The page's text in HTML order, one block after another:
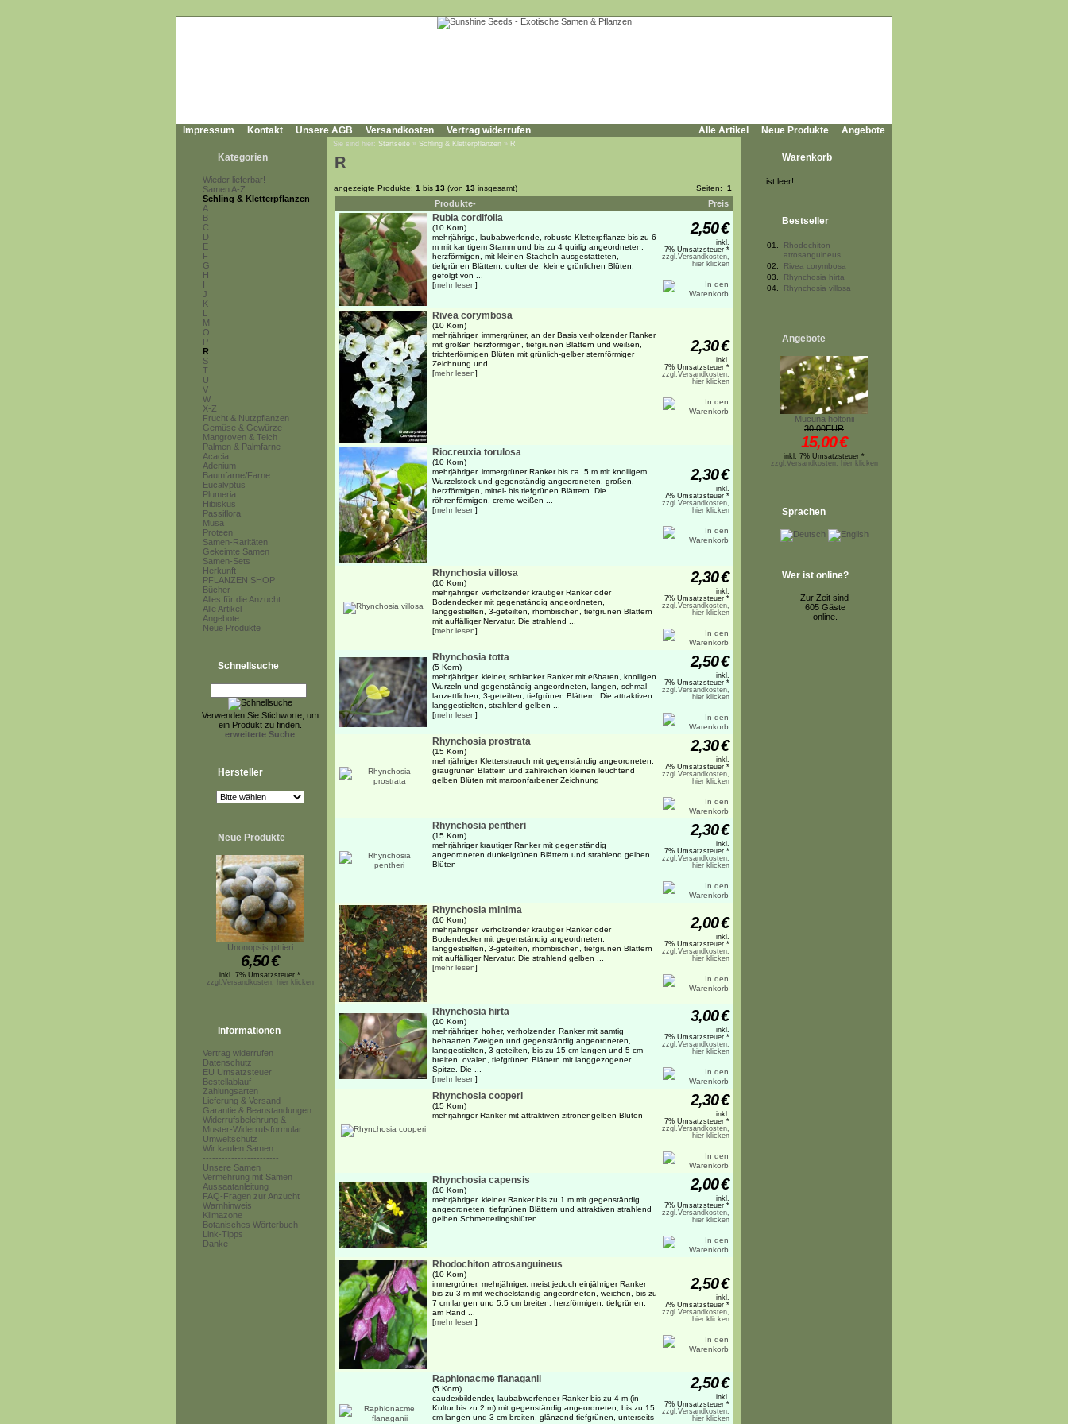
Impressum Kontakt Unsere AGB Versandkosten Vertrag widerrufen Alle Artikel Neue Produkte Angebote
Kategorien
Wieder lieferbar!
Samen A-Z
Schling & Kletterpflanzen
A
B
C
D
E
F
G
H
I
J
K
L
M
O
P
R
S
T
U
V
W
X-Z
Frucht & Nutzpflanzen
Gemüse & Gewürze
Mangroven & Teich
Palmen & Palmfarne
Acacia
Adenium
Baumfarne/Farne
Eucalyptus
Plumeria
Hibiskus
Passiflora
Musa
Proteen
Samen-Raritäten
Gekeimte Samen
Samen-Sets
Herkunft
PFLANZEN SHOP
Bücher
Alles für die Anzucht
Alle Artikel
Angebote
Neue Produkte
Schnellsuche
Verwenden Sie Stichworte, um
ein Produkt zu finden.
erweiterte Suche
Hersteller
Neue Produkte
Unonopsis pittieri
6,50€
inkl. 7% Umsatzsteuer *
zzgl.Versandkosten, hier klicken
Informationen
Vertrag widerrufen
Datenschutz
EU Umsatzsteuer
Bestellablauf
Zahlungsarten
Lieferung & Versand
Garantie & Beanstandungen
Widerrufsbelehrung &
Muster-Widerrufsformular
Umweltschutz
Wir kaufen Samen
------------------------
Unsere Samen
Vermehrung mit Samen
Aussaatanleitung
FAQ-Fragen zur Anzucht
Warnhinweis
Klimazone
Botanisches Wörterbuch
Link-Tipps
Danke
Sie sind hier: Startseite » Schling & Kletterpflanzen » R
R
angezeigte Produkte: 1 bis 13 (von 13 insgesamt) Seiten: 1
Produkte- Preis
Rubia cordifolia
(10 Korn)
mehrjährige, laubabwerfende, robuste Kletterpflanze bis zu 6
m mit kantigem Stamm und bis zu 4 quirlig angeordneten,
herzförmigen, mit kleinen Stacheln ausgestatteten,
tiefgrünen Blättern, duftende, kleine grünlichen Blüten,
gefolgt von ...
[mehr lesen]
2,50€
inkl.
7% Umsatzsteuer *
zzgl.Versandkosten,
hier klicken
Rivea corymbosa
(10 Korn)
mehrjähriger, immergrüner, an der Basis verholzender Ranker
mit großen herzförmigen, tiefgrünen Blättern und weißen,
trichterförmigen Blüten mit grünlich-gelber sternförmiger
Zeichnung und ...
[mehr lesen]
2,30€
inkl.
7% Umsatzsteuer *
zzgl.Versandkosten,
hier klicken
Riocreuxia torulosa
(10 Korn)
mehrjähriger, immergrüner Ranker bis ca. 5 m mit knolligem
Wurzelstock und gegenständig angeordneten, großen,
herzförmigen, mittel- bis tiefgrünen Blättern. Die
röhrenförmigen, creme-weißen ...
[mehr lesen]
2,30€
inkl.
7% Umsatzsteuer *
zzgl.Versandkosten,
hier klicken
Rhynchosia villosa
(10 Korn)
mehrjähriger, verholzender krautiger Ranker oder
Bodendecker mit gegenständig angeordneten,
langgestielten, 3-geteilten, rhombischen, tiefgrünen Blättern
mit auffälliger Nervatur. Die strahlend ...
[mehr lesen]
2,30€
inkl.
7% Umsatzsteuer *
zzgl.Versandkosten,
hier klicken
Rhynchosia totta
(5 Korn)
mehrjähriger, kleiner, schlanker Ranker mit eßbaren, knolligen
Wurzeln und gegenständig angeordneten, langen, schmal
lanzettlichen, 3-geteilten, tiefgrünen Blättern. Die attraktiven
langgestielten, strahlend gelben ...
[mehr lesen]
2,50€
inkl.
7% Umsatzsteuer *
zzgl.Versandkosten,
hier klicken
Rhynchosia prostrata
(15 Korn)
mehrjähriger Kletterstrauch mit gegenständig angeordneten,
graugrünen Blättern und zahlreichen kleinen leuchtend
gelben Blüten mit maroonfarbener Zeichnung
2,30€
inkl.
7% Umsatzsteuer *
zzgl.Versandkosten,
hier klicken
Rhynchosia pentheri
(15 Korn)
mehrjähriger krautiger Ranker mit gegenständig
angeordneten dunkelgrünen Blättern und strahlend gelben
Blüten
2,30€
inkl.
7% Umsatzsteuer *
zzgl.Versandkosten,
hier klicken
Rhynchosia minima
(10 Korn)
mehrjähriger, verholzender krautiger Ranker oder
Bodendecker mit gegenständig angeordneten,
langgestielten, 3-geteilten, rhombischen, tiefgrünen Blättern
mit auffälliger Nervatur. Die strahlend gelben ...
[mehr lesen]
2,00€
inkl.
7% Umsatzsteuer *
zzgl.Versandkosten,
hier klicken
Rhynchosia hirta
(10 Korn)
mehrjähriger, hoher, verholzender, Ranker mit samtig
behaarten Zweigen und gegenständig angeordneten,
langgestielten, 3-geteilten, bis zu 15 cm langen und 5 cm
breiten, ovalen, tiefgrünen Blättern mit langgezogener
Spitze. Die ...
[mehr lesen]
3,00€
inkl.
7% Umsatzsteuer *
zzgl.Versandkosten,
hier klicken
Rhynchosia cooperi
(15 Korn)
mehrjähriger Ranker mit attraktiven zitronengelben Blüten
2,30€
inkl.
7% Umsatzsteuer *
zzgl.Versandkosten,
hier klicken
Rhynchosia capensis
(10 Korn)
mehrjähriger, kleiner Ranker bis zu 1 m mit gegenständig
angeordneten, tiefgrünen Blättern und attraktiven strahlend
gelben Schmetterlingsblüten
2,00€
inkl.
7% Umsatzsteuer *
zzgl.Versandkosten,
hier klicken
Rhodochiton atrosanguineus
(10 Korn)
immergrüner, mehrjähriger, meist jedoch einjähriger Ranker
bis zu 3 m mit wechselständig angeordneten, weichen, bis zu
7 cm langen und 5,5 cm breiten, herzförmigen, tiefgrünen,
am Rand ...
[mehr lesen]
2,50€
inkl.
7% Umsatzsteuer *
zzgl.Versandkosten,
hier klicken
Raphionacme flanaganii
(5 Korn)
caudexbildender, laubabwerfender Ranker bis zu 4 m (in
Kultur bis zu 2 m) mit gegenständig angeordneten, bis zu 15
cm langen und 3 cm breiten, glänzend tiefgrünen, unterseits
2,50€
inkl.
7% Umsatzsteuer *
zzgl.Versandkosten,
hier klicken
Warenkorb
ist leer!
Bestseller
01.
Rhodochiton
atrosanguineus
02.
Rivea corymbosa
03.
Rhynchosia hirta
04.
Rhynchosia villosa
Angebote
Mucuna holtonii
30,00EUR
15,00€
inkl. 7% Umsatzsteuer *
zzgl.Versandkosten, hier klicken
Sprachen
Wer ist online?
Zur Zeit sind
605 Gäste
online.